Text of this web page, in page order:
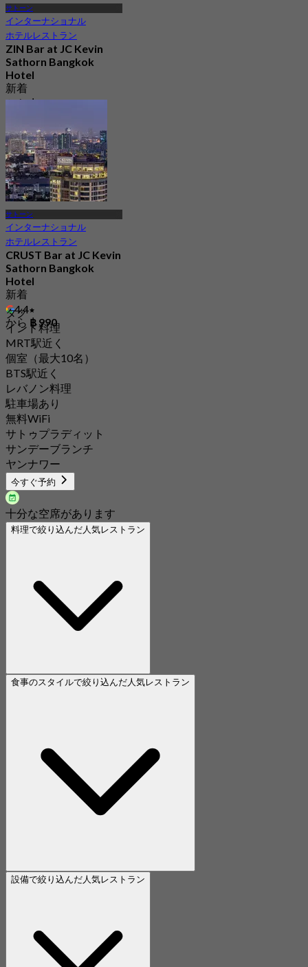
サトーン
インターナショナル
ホテルレストラン
ZIN Bar at JC Kevin
Sathorn Bangkok
Hotel
新着
から฿ 990
サトーン
インターナショナル
ホテルレストラン
CRUST Bar at JC Kevin
Sathorn Bangkok
Hotel
新着
4.4
から ฿ 990
タグ
インド料理
MRT駅近く
個室（最大10名）
BTS駅近く
レバノン料理
駐車場あり
無料WiFi
サトゥプラディット
サンデーブランチ
ヤンナワー
今すぐ予約
十分な空席があります
料理で絞り込んだ人気レストラン
食事のスタイルで絞り込んだ人気レストラン
設備で絞り込んだ人気レストラン